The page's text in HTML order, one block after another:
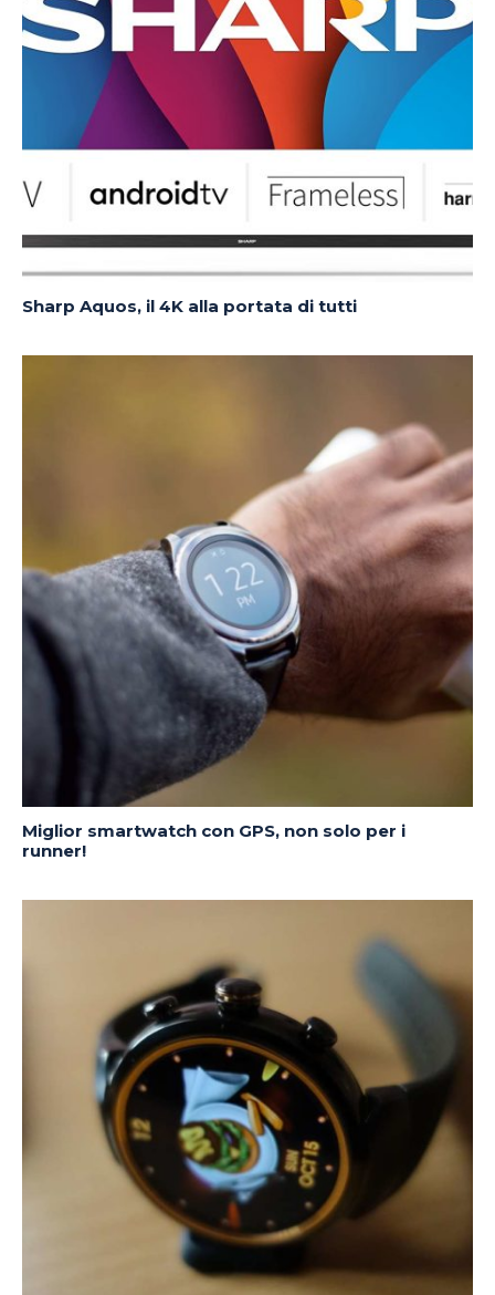
Sharp Aquos, il 4K alla portata di tutti
Miglior smartwatch con GPS, non solo per i
runner!